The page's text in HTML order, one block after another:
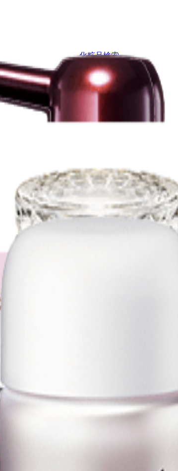
化粧品検索
ブランドから探す
カテゴリから探す
分
類
DECORTE
COSME